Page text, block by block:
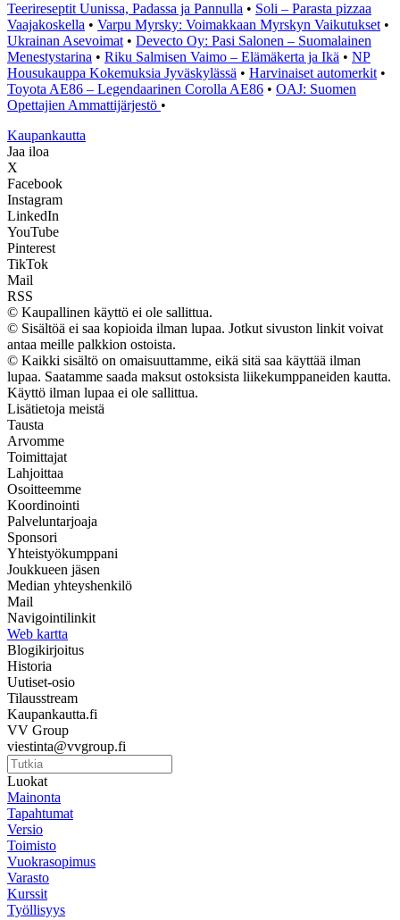
Teerireseptit Uunissa, Padassa ja Pannulla • Soli – Parasta pizzaa
Vaajakoskella • Varpu Myrsky: Voimakkaan Myrskyn Vaikutukset •
Ukrainan Asevoimat • Devecto Oy: Pasi Salonen – Suomalainen
Menestystarina • Riku Salmisen Vaimo – Elämäkerta ja Ikä • NP
Housukauppa Kokemuksia Jyväskylässä • Harvinaiset automerkit •
Toyota AE86 – Legendaarinen Corolla AE86 • OAJ: Suomen
Opettajien Ammattijärjestö •
Kaupankautta
Jaa iloa
X
Facebook
Instagram
LinkedIn
YouTube
Pinterest
TikTok
Mail
RSS
© Kaupallinen käyttö ei ole sallittua.
© Sisältöä ei saa kopioida ilman lupaa. Jotkut sivuston linkit voivat
antaa meille palkkion ostoista.
© Kaikki sisältö on omaisuuttamme, eikä sitä saa käyttää ilman
lupaa. Saatamme saada maksut ostoksista liikekumppaneiden kautta.
Käyttö ilman lupaa ei ole sallittua.
Lisätietoja meistä
Tausta
Arvomme
Toimittajat
Lahjoittaa
Osoitteemme
Koordinointi
Palveluntarjoaja
Sponsori
Yhteistyökumppani
Joukkueen jäsen
Median yhteyshenkilö
Mail
Navigointilinkit
Web kartta
Blogikirjoitus
Historia
Uutiset-osio
Tilausstream
Kaupankautta.fi
VV Group
viestinta@vvgroup.fi
Luokat
Mainonta
Tapahtumat
Versio
Toimisto
Vuokrasopimus
Varasto
Kurssit
Työllisyys